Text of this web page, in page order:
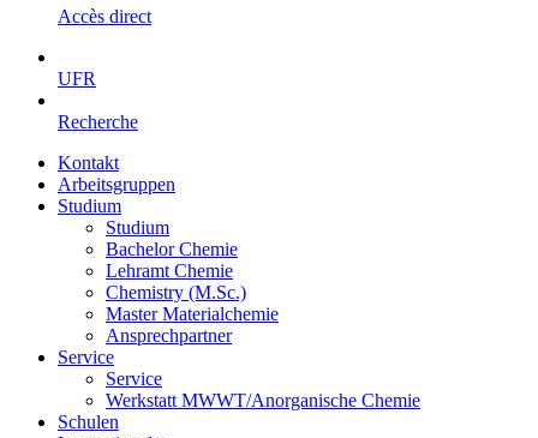
Accès direct
UFR
Recherche
Kontakt
Arbeitsgruppen
Studium
Studium
Bachelor Chemie
Lehramt Chemie
Chemistry (M.Sc.)
Master Materialchemie
Ansprechpartner
Service
Service
Werkstatt MWWT/Anorganische Chemie
Schulen